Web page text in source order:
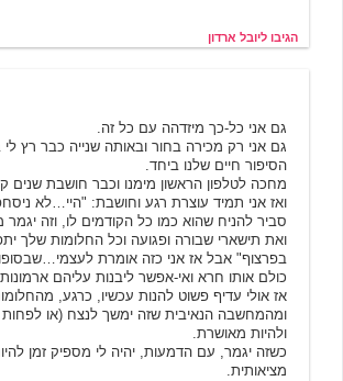
הגיבו ליובל ארדון
גם אני כל-כך מיזדהה עם כל זה.
גם אני רק מכירה בחור ובאותה שנייה כבר רץ לי
הסיפור חיים שלנו ביחד.
מחכה לטלפון הראשון מימנו וכבר חושבת שנים
ואז אני תמיד עוצרת רגע וחושבת: "היי…לא
סביר להניח שהוא כמו כל הקודמים לו, וזה
ואת תישארי שבורה ופגועה וכל החלומות שלך
בפרצוף" אבל אז אני כזה אומרת
כולם אותו חרא ואי-אפשר ליבנות עליהם ארמונות
אז אולי עדיף פשוט להנות עכשיו, כרגע,
ומהמחשבה הנאיבית שזה ימשך לנצח (או
ולהיות מאושרת.
כשזה יגמר, עם הדמעות, יהיה לי מספיק זמן
מציאותית.